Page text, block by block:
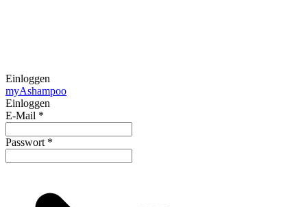
Einloggen
myAshampoo
Einloggen
E-Mail *
Passwort *